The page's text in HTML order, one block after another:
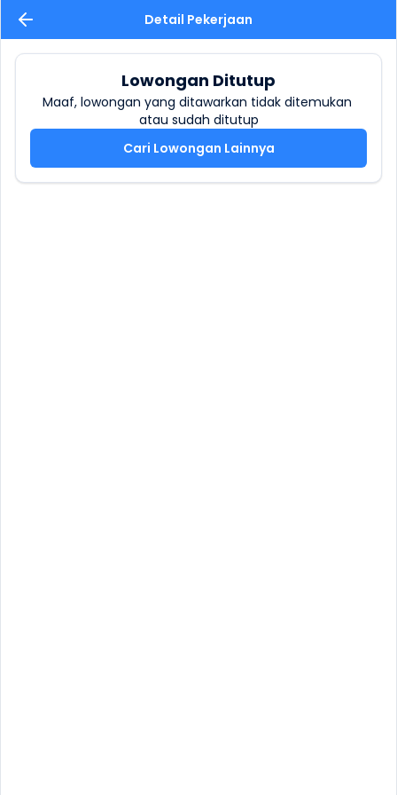
Detail Pekerjaan
Lowongan Ditutup
Maaf, lowongan yang ditawarkan tidak ditemukan
atau sudah ditutup
Cari Lowongan Lainnya